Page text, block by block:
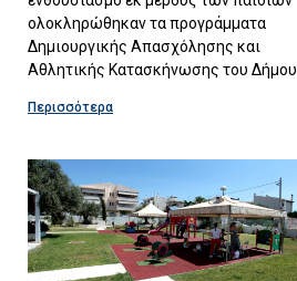
ολοκληρώθηκαν τα προγράμματα
Δημιουργικής Απασχόλησης και
Αθλητικής Κατασκήνωσης του Δήμου
Περισσότερα